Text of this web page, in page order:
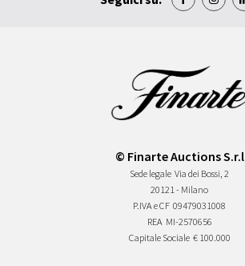
© Finarte Auctions S.r.l
Sede legale Via dei Bossi, 2
20121 - Milano
P.IVA e CF 09479031008
REA MI-2570656
Capitale Sociale € 100.000